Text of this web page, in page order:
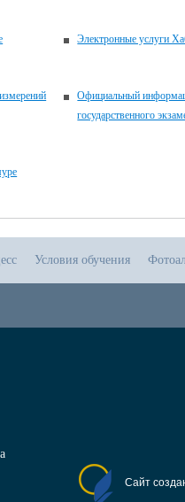
Электронные услуги
Официальный
государственного
Условия обучения
Сайт